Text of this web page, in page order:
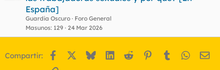
España]
Guardia Oscuro
Foro General
Masunos 129 24 Mar 2026
Compartir: Facebook BlueskyLinkedIn
Reddit Pinterest
Tumblr